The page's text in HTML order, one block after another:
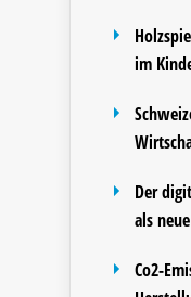
im
Der
als
Co2-